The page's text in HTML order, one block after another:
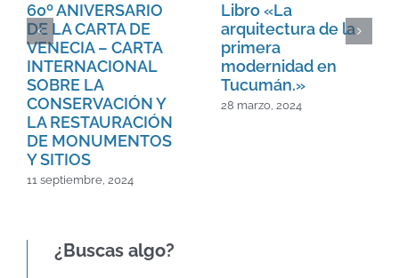
60º ANIVERSARIO
DE LA CARTA DE
VENECIA – CARTA
INTERNACIONAL
SOBRE LA
CONSERVACIÓN Y
LA RESTAURACIÓN
DE MONUMENTOS
Y SITIOS
11 septiembre, 2024
Libro «La
arquitectura de la
primera
modernidad en
Tucumán.»
28 marzo, 2024
¿Buscas algo?